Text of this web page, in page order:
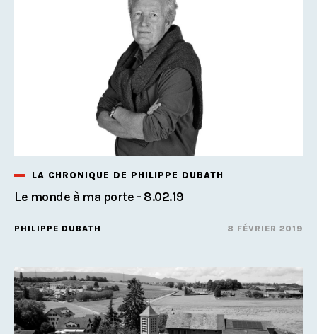
LA CHRONIQUE DE PHILIPPE DUBATH
Le monde à ma porte - 8.02.19
PHILIPPE DUBATH 8 FÉVRIER 2019